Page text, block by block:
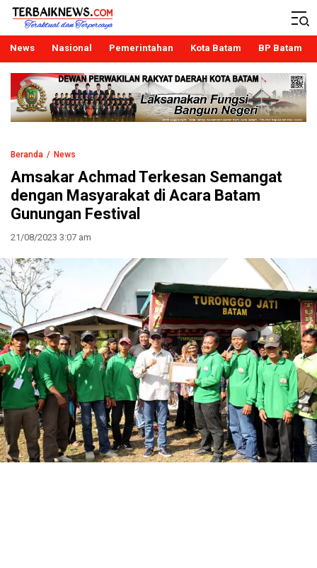
Terbaiknews
Teraktual dan Terpercaya
News Nasional Pemerintahan Kota Batam BP Batam
Beranda News
Amsakar Achmad Terkesan Semangat
dengan Masyarakat di Acara Batam
Gunungan Festival
21/08/2023 3:07 am